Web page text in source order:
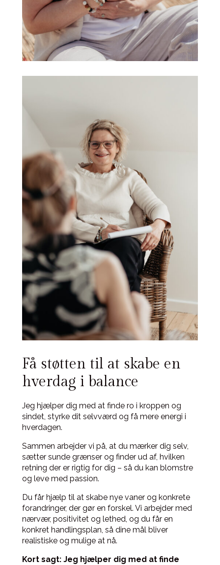
Få støtten til at skabe en
hverdag i balance
Jeg hjælper dig med at finde ro i kroppen og
sindet, styrke dit selvværd og få mere energi i
hverdagen.
Sammen arbejder vi på, at du mærker dig selv,
sætter sunde grænser og finder ud af, hvilken
retning der er rigtig for dig – så du kan blomstre
og leve med passion.
Du får hjælp til at skabe nye vaner og konkrete
forandringer, der gør en forskel. Vi arbejder med
nærvær, positivitet og lethed, og du får en
konkret handlingsplan, så dine mål bliver
realistiske og mulige at nå.
Kort sagt: Jeg hjælper dig med at finde